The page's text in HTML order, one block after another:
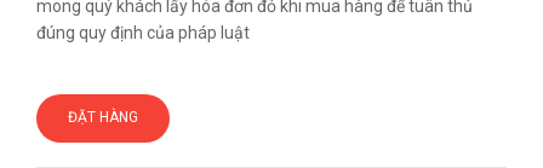
mong quý khách lấy hóa đơn đỏ khi mua hàng để tuân thủ
đúng quy định của pháp luật
ĐẶT HÀNG